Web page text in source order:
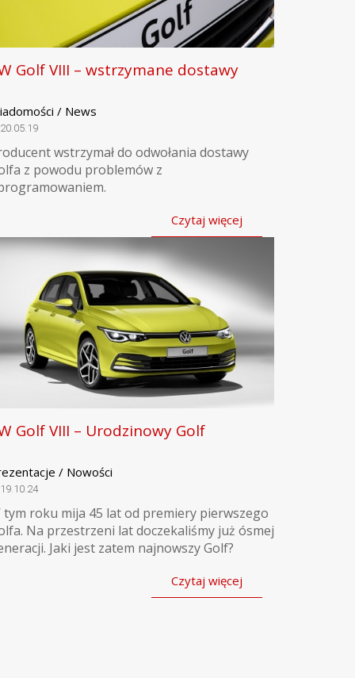
Golf VIII – wstrzymane dostawy
/ News
wstrzymał do odwołania dostawy
z powodu problemów z
Czytaj więcej
Golf VIII – Urodzinowy Golf
/ Nowości
tym roku mija 45 lat od premiery pierwszego
Na przestrzeni lat doczekaliśmy już ósmej
Jaki jest zatem najnowszy Golf?
Czytaj więcej